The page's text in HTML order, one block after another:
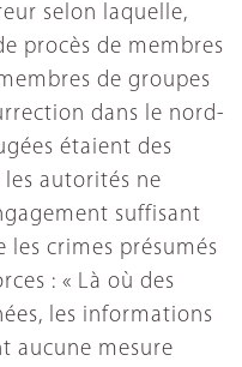
selon laquelle,
procès de membres
de groupes
dans le nord-
étaient des
les autorités ne
suffisant
crimes présumés
: « Là où des
les informations
aucune mesure